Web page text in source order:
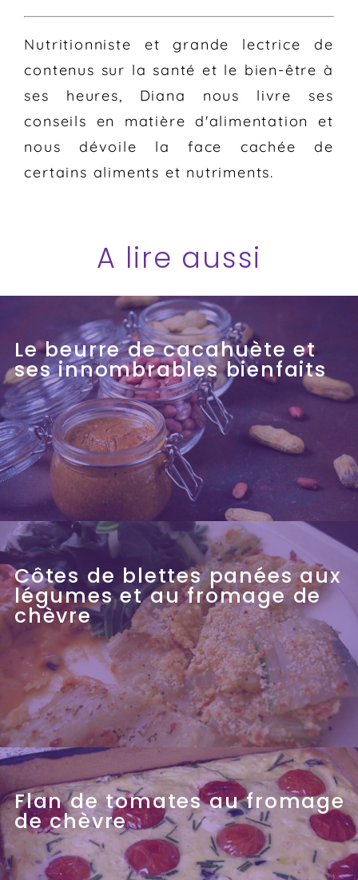
Nutritionniste et grande lectrice de
contenus sur la santé et le bien-être à
ses heures, Diana nous livre ses
conseils en matière d'alimentation et
nous dévoile la face cachée de
certains aliments et nutriments.
A lire aussi
Le beurre de cacahuète et
ses innombrables bienfaits
Côtes de blettes panées aux
légumes et au fromage de
chèvre
Flan de tomates au fromage
de chèvre